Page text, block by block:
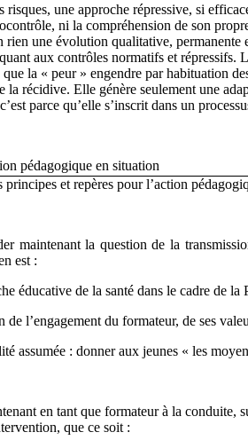
risques, une approche répressive, si
ni la compréhension de son
rien une évolution qualitative,
aux contrôles normatifs et
la « peur » engendre par habituation
la récidive. Elle génère seulement une
parce qu’elle s’inscrit dans un
pédagogique en situation
principes et repères pour l’action
maintenant la question de la
est :
éducative de la santé dans le cadre de la
de l’engagement du formateur, de ses
assumée : donner aux jeunes « les
en tant que formateur à la conduite,
que ce soit :